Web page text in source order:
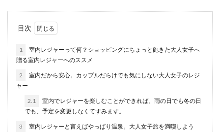
学生の頃は体育の時間があったので体は自然と動
がなくなり運...
目次
1
室内レジャーって何？ショッピングにちょっと飽きた大人女子へ
贈る室内レジャーへのススメ
2
室内だから安心。カップルだらけでも気にしない大人女子のレジ
ャー
2.1
室内でレジャーを楽しむことができれば、雨の日でも冬の日
でも、予定を変更しなくてすみます。
3 室内レジャーと言えばやっぱり温泉。大人女子旅を満喫しよう